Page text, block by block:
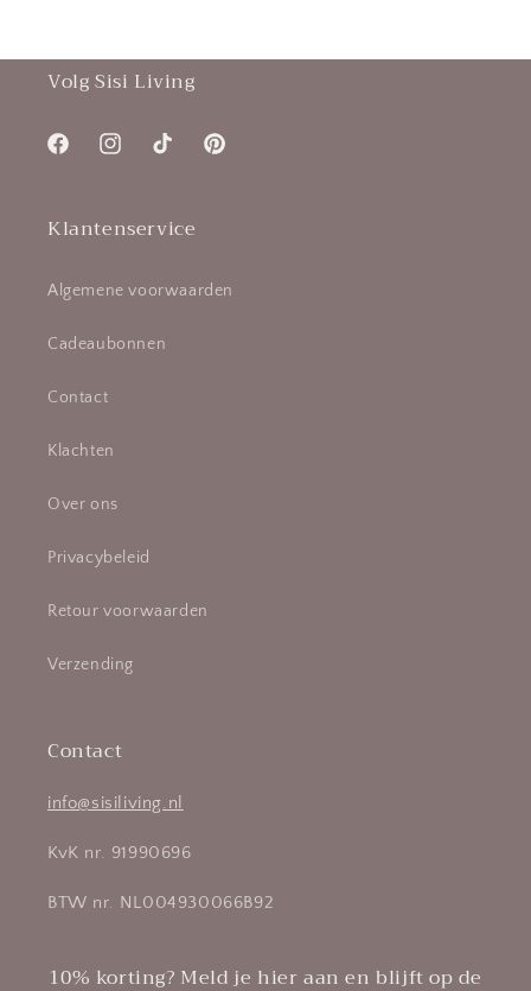
Volg Sisi Living
FacebookInstagramTikTok Pinterest
Klantenservice
Algemene voorwaarden
Cadeaubonnen
Contact
Klachten
Over ons
Privacybeleid
Retour voorwaarden
Verzending
Contact
info@sisiliving.nl
KvK nr. 91990696
BTW nr. NL004930066B92
10% korting? Meld je hier aan en blijft op de